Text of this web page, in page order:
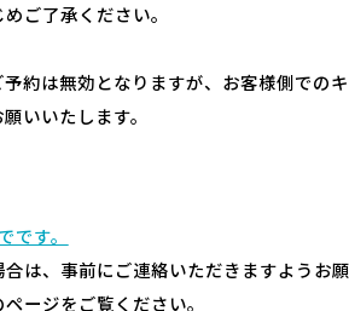
ご了承ください。
約は無効となりますが、お客様側での
いいたします。
す。
は、事前にご連絡いただきますようお願
ページをご覧ください。